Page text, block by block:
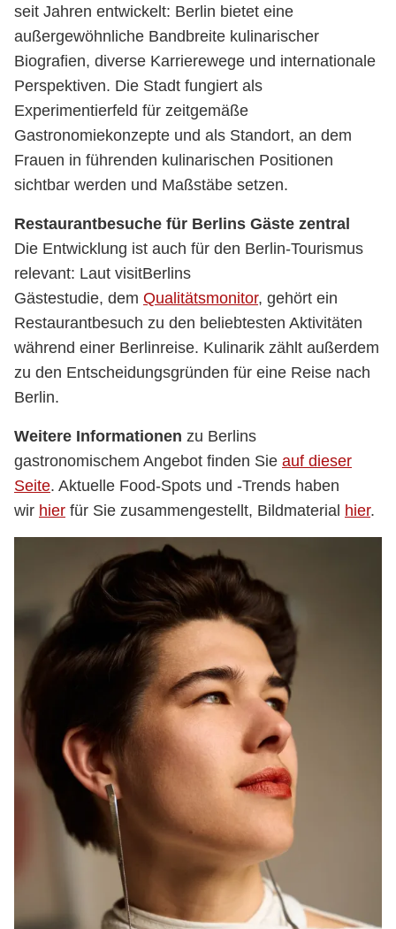
seit Jahren entwickelt: Berlin bietet eine
außergewöhnliche Bandbreite kulinarischer
Biografien, diverse Karrierewege und internationale
Perspektiven. Die Stadt fungiert als
Experimentierfeld für zeitgemäße
Gastronomiekonzepte und als Standort, an dem
Frauen in führenden kulinarischen Positionen
sichtbar werden und Maßstäbe setzen.
Restaurantbesuche für Berlins Gäste zentral
Die Entwicklung ist auch für den Berlin-Tourismus
relevant: Laut visitBerlins
Gästestudie, dem Qualitätsmonitor, gehört ein
Restaurantbesuch zu den beliebtesten Aktivitäten
während einer Berlinreise. Kulinarik zählt außerdem
zu den Entscheidungsgründen für eine Reise nach
Berlin.
Weitere Informationen zu Berlins
gastronomischem Angebot finden Sie auf dieser
Seite. Aktuelle Food-Spots und -Trends haben
wir hier für Sie zusammengestellt, Bildmaterial hier.